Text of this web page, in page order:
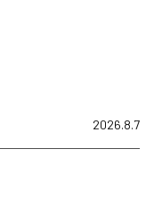
2026.8.7